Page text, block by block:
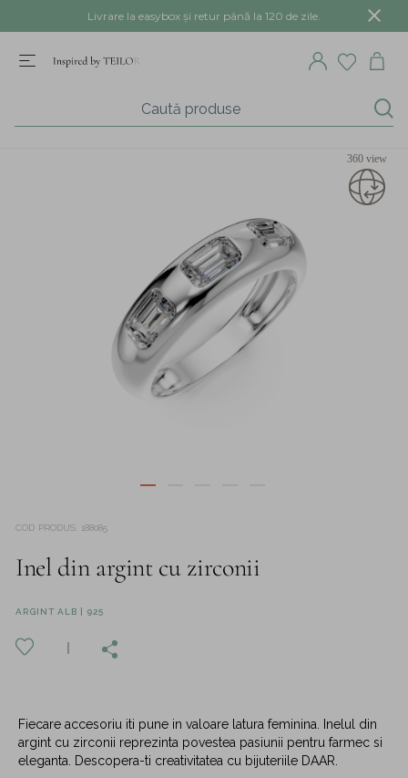
Livrare la easybox și retur până la 120 de zile.
360 view
COD PRODUS 188085
Inel din argint cu zirconii
ARGINT ALB | 925
Fiecare accesoriu iti pune in valoare latura feminina. Inelul din
argint cu zirconii reprezinta povestea pasiunii pentru farmec si
eleganta. Descopera-ti creativitatea cu bijuteriile DAAR.